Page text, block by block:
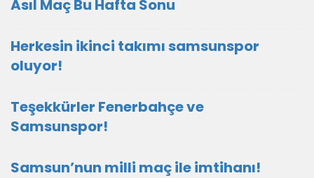
Asıl Maç Bu Hafta Sonu
Herkesin ikinci takımı samsunspor
oluyor!
Teşekkürler Fenerbahçe ve
Samsunspor!
Samsun’nun milli maç ile imtihanı!